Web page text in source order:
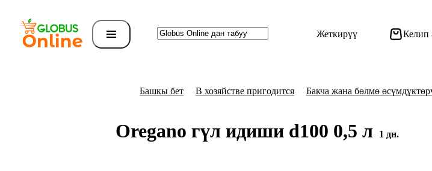
Жеткирүү Келип
Башкы бет В хозяйстве пригодится Бакча жана бөлмө
Oregano гүл идиши d100 0,5 л 1 дн.